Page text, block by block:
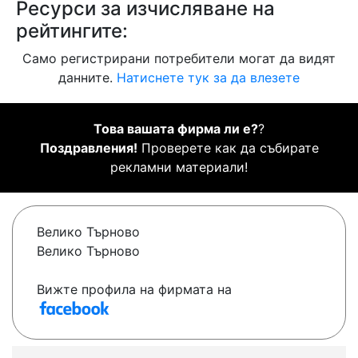
Ресурси за изчисляване на
рейтингите:
Само регистрирани потребители могат да видят
данните. Натиснете тук за да влезете
Това вашата фирма ли е??
Поздравления! Проверете как да събирате
рекламни материали!
Велико Търново
Велико Търново
Вижте профила на фирмата на